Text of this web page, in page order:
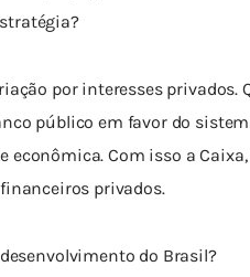
por interesses privados.
público em favor do
Com isso a
privados.
do Brasil?